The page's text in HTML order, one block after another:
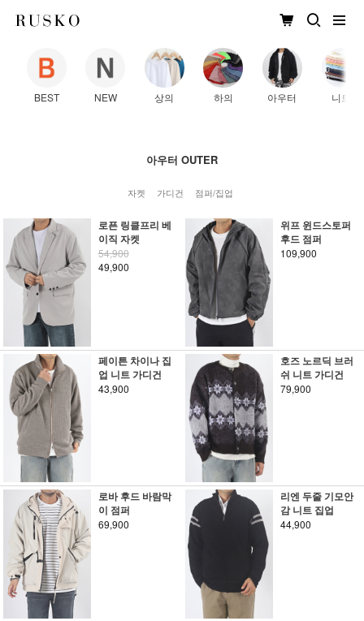
BEST NEW 상의 하의 아우터 니트
아우터 OUTER
자켓 가디건 점퍼/집업
로픈 링클프리 베
이직 자켓
54,900
49,900
위프 윈드스토퍼
후드 점퍼
109,900
페이튼 차이나 집
업 니트 가디건
43,900
호즈 노르딕 브러
쉬 니트 가디건
79,900
로바 후드 바람막
이 점퍼
69,900
리엔 두줄 기모안
감 니트 집업
44,900